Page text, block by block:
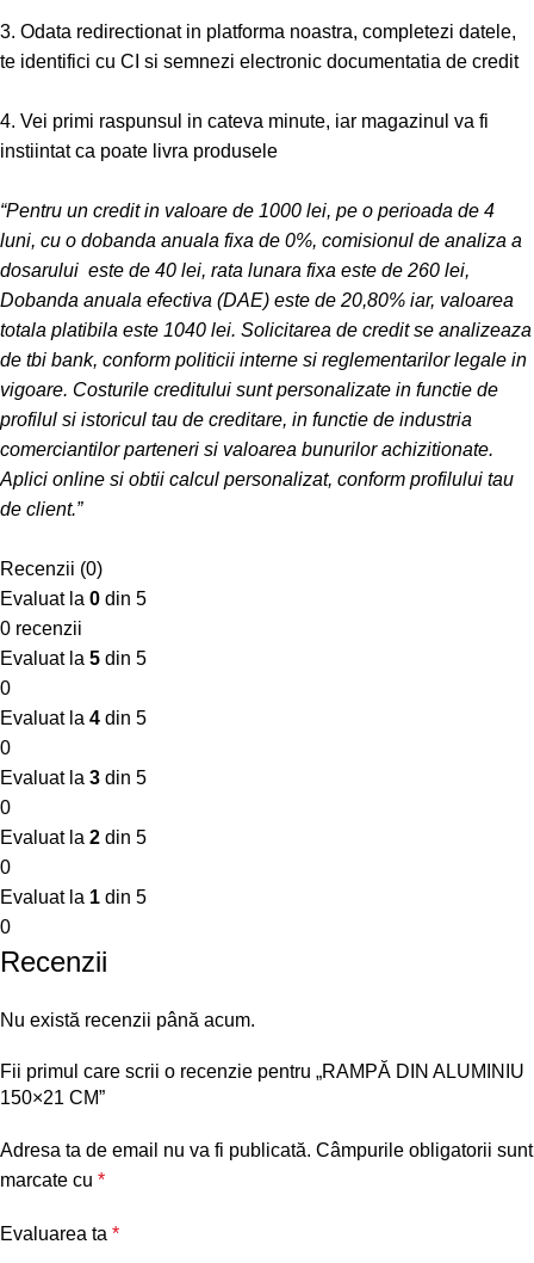
3. Odata redirectionat in platforma noastra, completezi datele,
te identifici cu CI si semnezi electronic documentatia de credit
4. Vei primi raspunsul in cateva minute, iar magazinul va fi
instiintat ca poate livra produsele
“Pentru un credit in valoare de 1000 lei, pe o perioada de 4
luni, cu o dobanda anuala fixa de 0%, comisionul de analiza a
dosarului este de 40 lei, rata lunara fixa este de 260 lei,
Dobanda anuala efectiva (DAE) este de 20,80% iar, valoarea
totala platibila este 1040 lei. Solicitarea de credit se analizeaza
de tbi bank, conform politicii interne si reglementarilor legale in
vigoare. Costurile creditului sunt personalizate in functie de
profilul si istoricul tau de creditare, in functie de industria
comerciantilor parteneri si valoarea bunurilor achizitionate.
Aplici online si obtii calcul personalizat, conform profilului tau
de client.”
Recenzii (0)
Evaluat la 0 din 5
0 recenzii
Evaluat la 5 din 5
0
Evaluat la 4 din 5
0
Evaluat la 3 din 5
0
Evaluat la 2 din 5
0
Evaluat la 1 din 5
0
Recenzii
Nu există recenzii până acum.
Fii primul care scrii o recenzie pentru „RAMPĂ DIN ALUMINIU
150×21 CM”
Adresa ta de email nu va fi publicată. Câmpurile obligatorii sunt
marcate cu *
Evaluarea ta *